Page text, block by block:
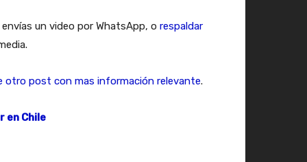
un video por WhatsApp, o respaldar
otro post con mas información relevante.
en Chile